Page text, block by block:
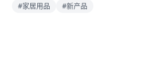
#家居用品
#新产品